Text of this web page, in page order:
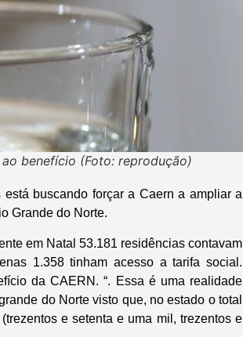
benefício (Foto: reprodução)
buscando forçar a Caern a ampliar a
Grande do Norte.
em Natal 53.181 residências contavam
1.358 tinham acesso a tarifa social.
da CAERN. “. Essa é uma realidade
do Norte visto que, no estado o total
e setenta e uma mil, trezentos e